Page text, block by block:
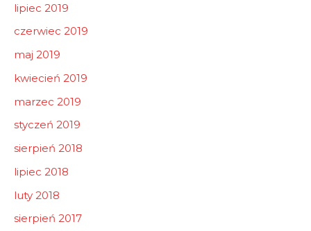
lipiec 2019
czerwiec 2019
maj 2019
kwiecień 2019
marzec 2019
styczeń 2019
sierpień 2018
lipiec 2018
luty 2018
sierpień 2017